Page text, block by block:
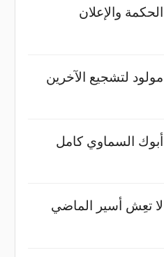
الحكمة والإعلان
مولود لتشجيع الآخرين
أبوك السماوي كامل
لا تعِش أسير الماضي